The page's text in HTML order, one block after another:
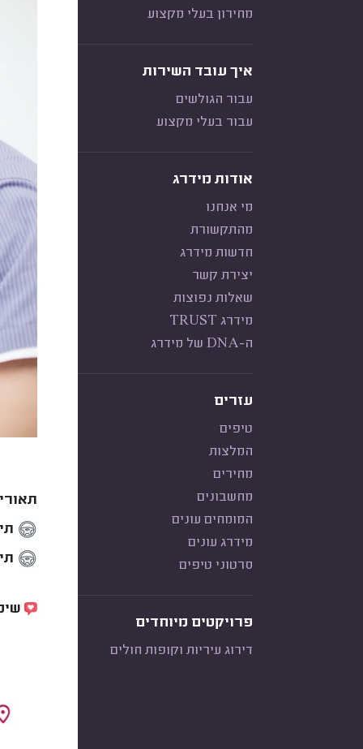
מחירון בעלי מקצוע
איך עובד השירות
עבור הגולשים
עבור בעלי מקצוע
אודות מידרג
מי אנחנו
מהתקשורת
חדשות מידרג
יצירת קשר
שאלות נפוצות
מידרג TRUST
ה-DNA של מידרג
עזרים
טיפים
המלצות
מחירים
מחשבונים
המומחים עונים
מידרג עונים
סרטוני טיפים
פרויקטים מיוחדים
דירוג עיריות וקופות חולים
תאוריה